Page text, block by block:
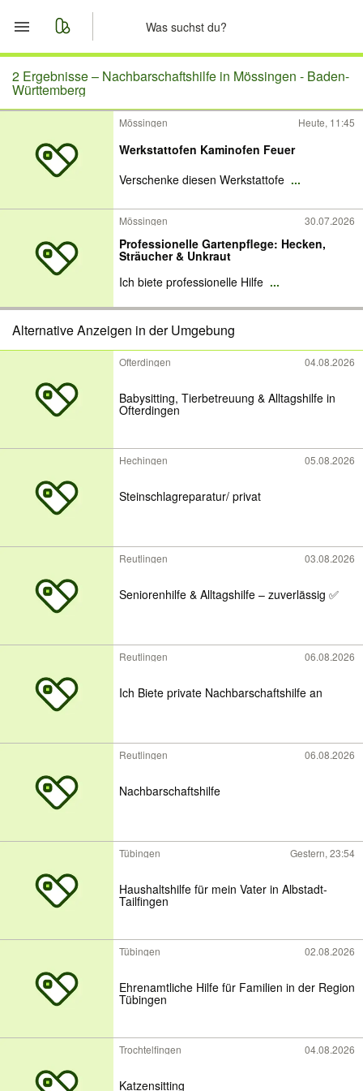
Start
Merkliste
Nachrichten
2 Ergebnisse – Nachbarschaftshilfe in Mössingen - Baden-
Württemberg
Mössingen Heute, 11:45
Werkstattofen Kaminofen Feuer
Verschenke diesen Werkstattofe ...
Mössingen 30.07.2026
Professionelle Gartenpflege: Hecken,
Sträucher & Unkraut
Ich biete professionelle Hilfe ...
Alternative Anzeigen in der Umgebung
Ofterdingen 04.08.2026
Babysitting, Tierbetreuung & Alltagshilfe in
Ofterdingen
Hechingen 05.08.2026
Steinschlagreparatur/ privat
Reutlingen 03.08.2026
Seniorenhilfe & Alltagshilfe – zuverlässig ✅
Reutlingen 06.08.2026
Ich Biete private Nachbarschaftshilfe an
Reutlingen 06.08.2026
Nachbarschaftshilfe
Tübingen Gestern, 23:54
Haushaltshilfe für mein Vater in Albstadt-
Tailfingen
Tübingen 02.08.2026
Ehrenamtliche Hilfe für Familien in der Region
Tübingen
Trochtelfingen 04.08.2026
Katzensitting